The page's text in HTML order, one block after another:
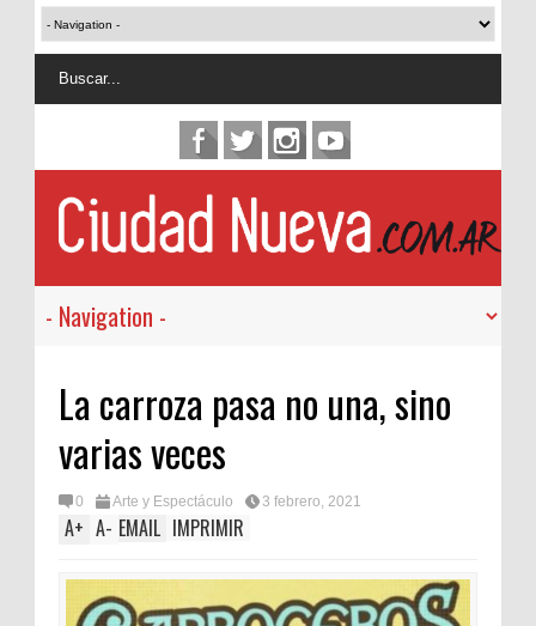
La carroza pasa no una, sino
varias veces
0 Arte y Espectáculo 3 febrero, 2021
A+ A- EMAIL IMPRIMIR